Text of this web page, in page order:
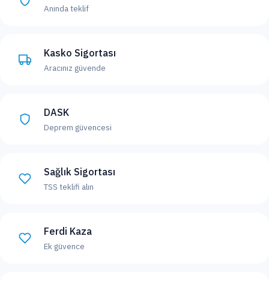
Anında teklif
Kasko Sigortası
Aracınız güvende
DASK
Deprem güvencesi
Sağlık Sigortası
TSS teklifi alın
Ferdi Kaza
Ek güvence